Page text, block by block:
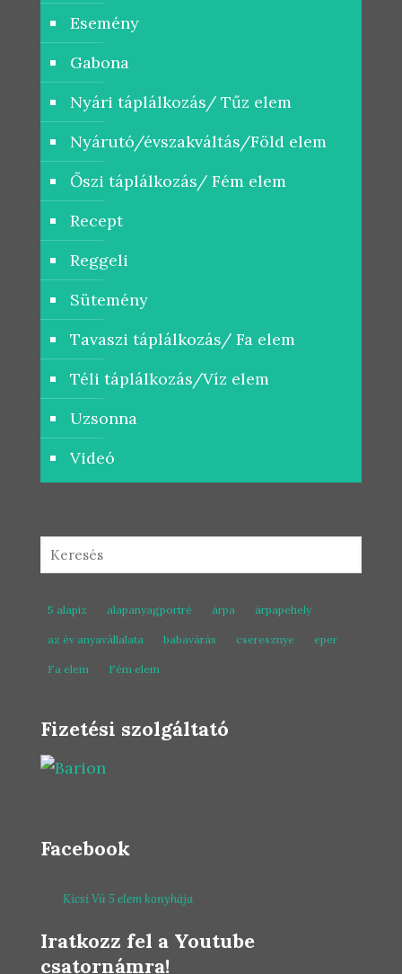
Esemény
Gabona
Nyári táplálkozás/ Tűz elem
Nyárutó/évszakváltás/Föld elem
Őszi táplálkozás/ Fém elem
Recept
Reggeli
Sütemény
Tavaszi táplálkozás/ Fa elem
Téli táplálkozás/Víz elem
Uzsonna
Videó
5 alapíz alapanyagportré árpa árpapehely
az év anyavállalata babavárás cseresznye eper
Fa elem Fém elem
Fizetési szolgáltató
Facebook
Kicsi Vú 5 elem konyhája
Iratkozz fel a Youtube
csatornámra!